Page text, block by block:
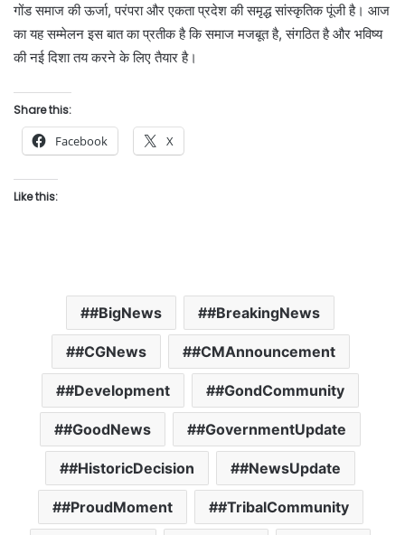
गोंड समाज की ऊर्जा, परंपरा और एकता प्रदेश की समृद्ध सांस्कृतिक पूंजी है। आज
का यह सम्मेलन इस बात का प्रतीक है कि समाज मजबूत है, संगठित है और भविष्य
की नई दिशा तय करने के लिए तैयार है।
Share this:
Facebook X
Like this:
#BigNews #BreakingNews
#CGNews #CMAnnouncement
#Development #GondCommunity
#GoodNews #GovernmentUpdate
#HistoricDecision #NewsUpdate
#ProudMoment #TribalCommunity